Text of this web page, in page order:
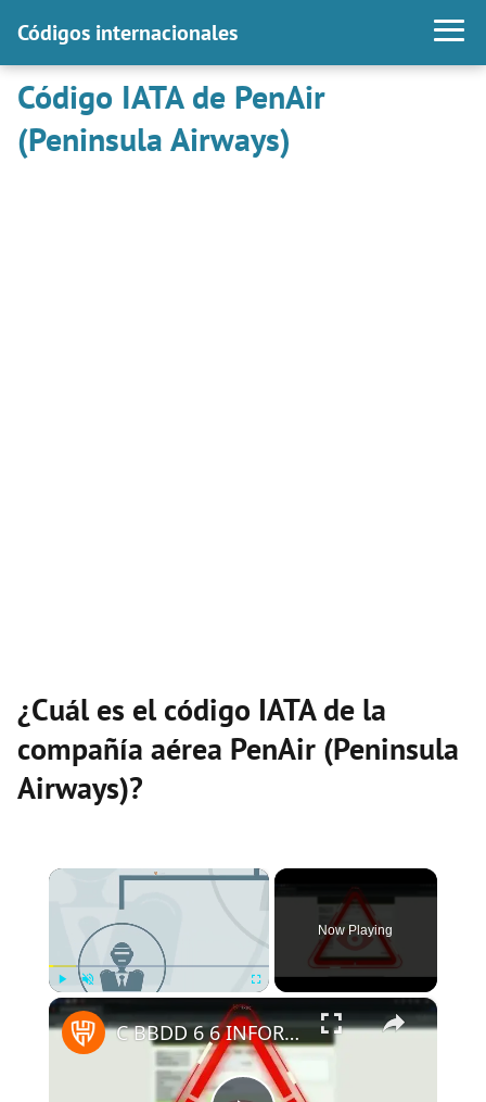
Códigos internacionales
Código IATA de PenAir
(Peninsula Airways)
¿Cuál es el código IATA de la
compañía aérea PenAir (Peninsula
Airways)?
×
Play
Now Playing
×
C BBDD 6 6 INFORMATION SCHEMA